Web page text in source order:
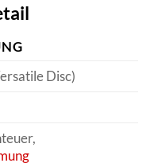
Disc)